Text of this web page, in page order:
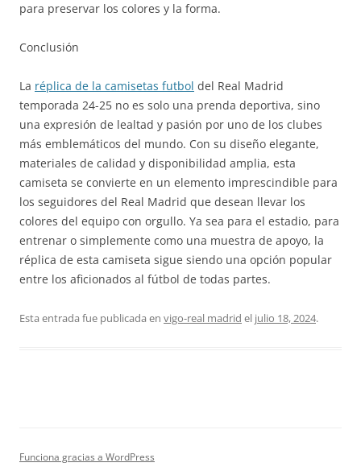
para preservar los colores y la forma.
Conclusión
La réplica de la camisetas futbol del Real Madrid
temporada 24-25 no es solo una prenda deportiva, sino
una expresión de lealtad y pasión por uno de los clubes
más emblemáticos del mundo. Con su diseño elegante,
materiales de calidad y disponibilidad amplia, esta
camiseta se convierte en un elemento imprescindible para
los seguidores del Real Madrid que desean llevar los
colores del equipo con orgullo. Ya sea para el estadio, para
entrenar o simplemente como una muestra de apoyo, la
réplica de esta camiseta sigue siendo una opción popular
entre los aficionados al fútbol de todas partes.
Esta entrada fue publicada en vigo-real madrid el julio 18, 2024.
Funciona gracias a WordPress